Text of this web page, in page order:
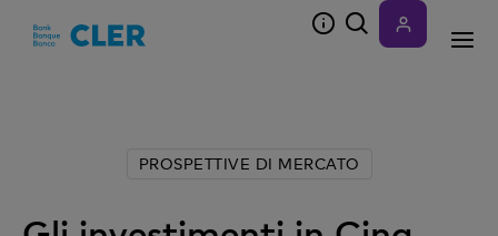
PROSPETTIVE DI MERCATO